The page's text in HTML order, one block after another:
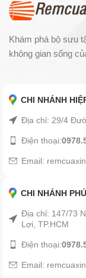
Khám phá bộ sưu
không gian sống
CHI NHÁNH
Địa chỉ: 29/4
Điện thoại:
Email:
CHI NHÁNH
Địa chỉ: 147/73
Lợi, TP.HCM
Điện thoại:
Email: